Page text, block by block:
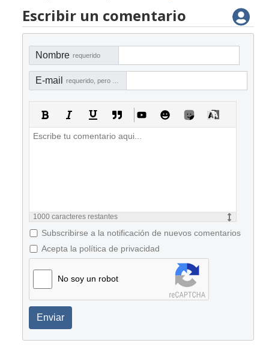
Escribir un comentario
Nombre requerido
E-mail
1000 caracteres restantes
Subscribirse a la notificación de nuevos comentarios
Acepta la política de privacidad
No soy un robot
Enviar